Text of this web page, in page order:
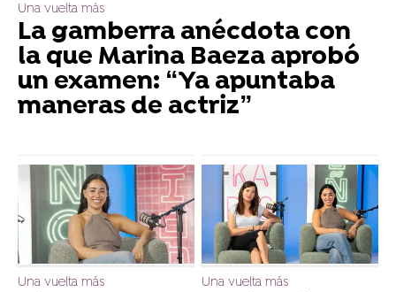
Una vuelta más
La gamberra anécdota con
la que Marina Baeza aprobó
un examen: “Ya apuntaba
maneras de actriz”
Una vuelta más
Una vuelta más